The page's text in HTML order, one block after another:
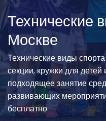
Технические
Москве
Технические виды
секции, кружки для
подходящее занятие
развивающих
бесплатно